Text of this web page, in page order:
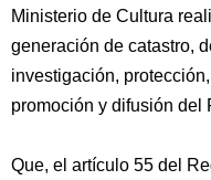
Ministerio de Cultura
generación de catastro,
investigación,
promoción y difusión del
Que, el artículo 55 del